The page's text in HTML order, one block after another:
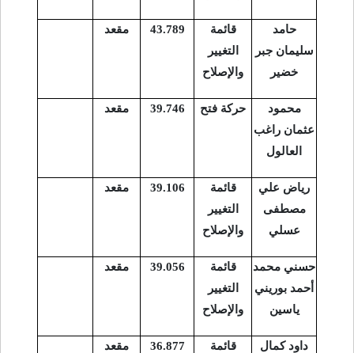
حامد
سليمان جبر
خضير
قائمة
التغيير
والإصلاح
43.789 مقعد
محمود
عثمان راغب
العالول
حركة فتح 39.746 مقعد
رياض علي
مصطفى
عسلي
قائمة
التغيير
والإصلاح
39.106 مقعد
حسني محمد
أحمد بوريني
ياسين
قائمة
التغيير
والإصلاح
39.056 مقعد
داود كمال
قائمة
36.877 مقعد